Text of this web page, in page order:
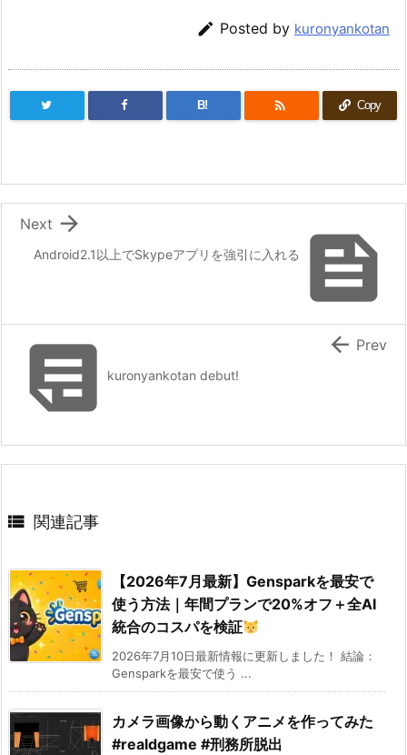
 Posted by kuronyankotan
B!  Copy

Android2.1以上でSkypeアプリを強引に入れる

Next
kuronyankotan debut!
 Prev
 関連記事
【2026年7月最新】Gensparkを最安で
使う方法｜年間プランで20%オフ＋全AI
統合のコスパを検証
2026年7月10日最新情報に更新しました！ 結論：
Gensparkを最安で使う ...
カメラ画像から動くアニメを作ってみた
#realdgame #刑務所脱出